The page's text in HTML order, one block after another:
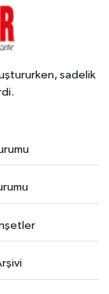
sadelik